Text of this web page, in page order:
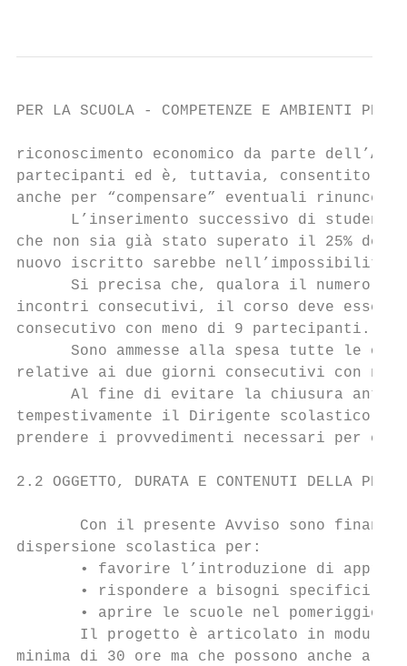
PER LA SCUOLA - COMPETENZE E AMBIENTI PER
riconoscimento economico da parte
partecipanti ed è, tuttavia, consentito
anche per “compensare” eventuali rinunce
L’inserimento successivo di
che non sia già stato superato il 25%
nuovo iscritto sarebbe
Si precisa che, qualora il numero
incontri consecutivi, il corso deve essere
consecutivo con meno di 9 partecipanti.
Sono ammesse alla spesa tutte le
relative ai due giorni consecutivi con
Al fine di evitare la chiusura
tempestivamente il Dirigente scolastico
prendere i provvedimenti necessari per
2.2 OGGETTO, DURATA E CONTENUTI DELLA
Con il presente Avviso sono
dispersione scolastica per:
• favorire l’introduzione di
• rispondere a bisogni specifici
• aprire le scuole nel pomeriggio,
Il progetto è articolato in moduli
minima di 30 ore ma che possono anche